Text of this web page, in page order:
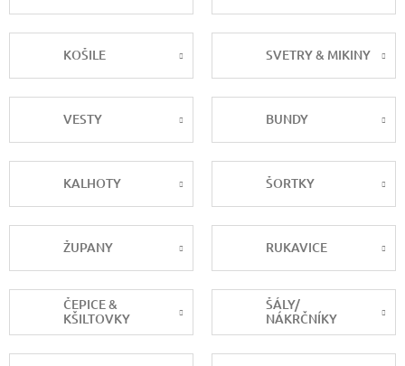
KOŠILE SVETRY & MIKINY
VESTY BUNDY
KALHOTY ŠORTKY
ŽUPANY RUKAVICE
ČEPICE &
KŠILTOVKY
ŠÁLY/
NÁKRČNÍKY